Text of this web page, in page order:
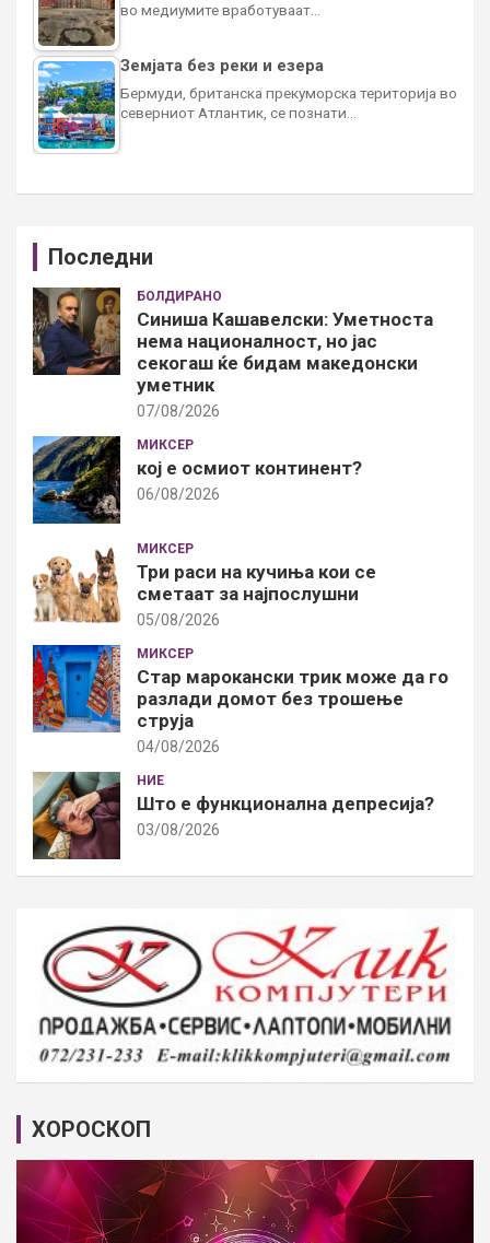
во медиумите вработуваат…
Земјата без реки и езера
Бермуди, британска прекуморска територија во
северниот Атлантик, се познати…
Последни
БОЛДИРАНО
Синиша Кашавелски: Уметноста
нема националност, но јас
секогаш ќе бидам македонски
уметник
07/08/2026
МИКСЕР
кој е осмиот континент?
06/08/2026
МИКСЕР
Три раси на кучиња кои се
сметаат за најпослушни
05/08/2026
МИКСЕР
Стар марокански трик може да го
разлади домот без трошење
струја
04/08/2026
НИЕ
Што е функционална депресија?
03/08/2026
ХОРОСКОП